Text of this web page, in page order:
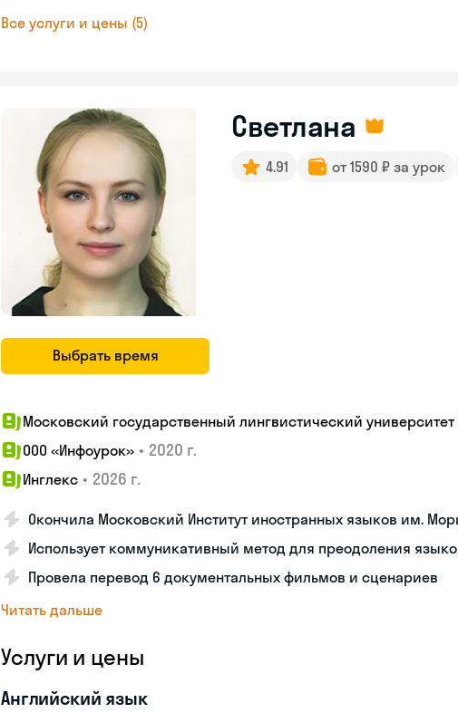
Все услуги и цены (5)
Выбрать время
Светлана
4.91 от 1590 ₽ за урок
Московский государственный лингвистический университет
ООО «Инфоурок» • 2020 г.
Инглекс • 2026 г.
Окончила Московский Институт иностранных языков им.
Использует коммуникативный метод для преодоления
Провела перевод 6 документальных фильмов и сценариев
Читать дальше
Услуги и цены
Английский язык